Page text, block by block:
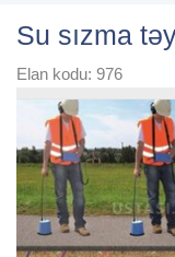
Su sızma
Elan kodu: 976